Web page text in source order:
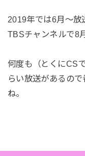
2019年では6月～放
TBSチャンネルで8
何度も（とくにCS
らい放送があるの
ね。